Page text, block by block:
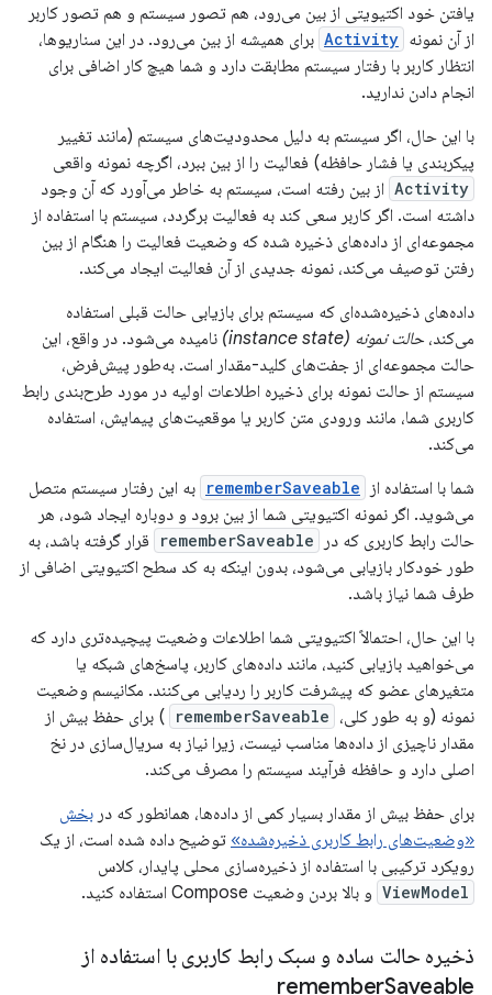
یافتن خود اکتیویتی از بین می‌رود، هم تصور سیستم و هم تصور کاربر
از آن نمونه Activity برای همیشه از بین می‌رود. در این سناریوها،
انتظار کاربر با رفتار سیستم مطابقت دارد و شما هیچ کار اضافی برای
انجام دادن ندارید.
با این حال، اگر سیستم به دلیل محدودیت‌های سیستم (مانند تغییر
پیکربندی یا فشار حافظه) فعالیت را از بین ببرد، اگرچه نمونه واقعی
Activity از بین رفته است، سیستم به خاطر می‌آورد که آن وجود
داشته است. اگر کاربر سعی کند به فعالیت برگردد، سیستم با استفاده از
مجموعه‌ای از داده‌های ذخیره شده که وضعیت فعالیت را هنگام از بین
رفتن توصیف می‌کند، نمونه جدیدی از آن فعالیت ایجاد می‌کند.
داده‌های ذخیره‌شده‌ای که سیستم برای بازیابی حالت قبلی استفاده
می‌کند، حالت نمونه (instance state)
نامیده می‌شود. در واقع، این
حالت مجموعه‌ای از جفت‌های کلید-مقدار است. به‌طور پیش‌فرض،
سیستم از حالت نمونه برای ذخیره اطلاعات اولیه در مورد طرح‌بندی رابط
کاربری شما، مانند ورودی متن کاربر یا موقعیت‌های پیمایش، استفاده
می‌کند.
شما با استفاده از
rememberSaveable به این رفتار سیستم متصل
می‌شوید. اگر نمونه اکتیویتی شما از بین برود و دوباره ایجاد شود، هر
حالت رابط کاربری که در
rememberSaveable
قرار گرفته باشد، به
طور خودکار بازیابی می‌شود، بدون اینکه به کد سطح اکتیویتی اضافی از
طرف شما نیاز باشد.
با این حال، احتمالاً اکتیویتی شما اطلاعات وضعیت پیچیده‌تری دارد که
می‌خواهید بازیابی کنید، مانند داده‌های کاربر، پاسخ‌های شبکه یا
متغیرهای عضو که پیشرفت کاربر را ردیابی می‌کنند. مکانیسم وضعیت
نمونه (و به طور کلی، rememberSaveable ) برای حفظ بیش از
مقدار ناچیزی از داده‌ها مناسب نیست، زیرا نیاز به سریال‌سازی در نخ
اصلی دارد و حافظه فرآیند سیستم را مصرف می‌کند.
برای حفظ بیش از مقدار بسیار کمی از داده‌ها، همانطور که در بخش
«وضعیت‌های رابط کاربری ذخیره‌شده» توضیح داده شده است، از یک
رویکرد ترکیبی با استفاده از ذخیره‌سازی محلی پایدار، کلاس
ViewModel و بالا بردن وضعیت Compose استفاده کنید.
ذخیره حالت ساده و سبک رابط کاربری با استفاده از
rememberSaveable